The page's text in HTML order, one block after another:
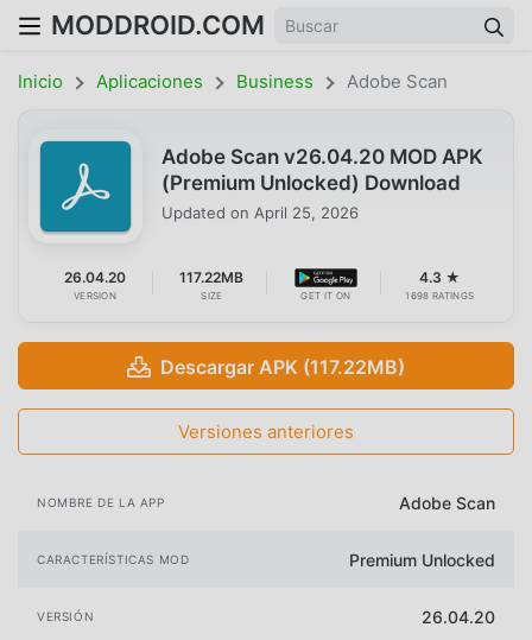
MODDROID.COM
Inicio Aplicaciones Business Adobe Scan
Adobe Scan v26.04.20 MOD APK
(Premium Unlocked) Download
Updated on April 25, 2026
26.04.20
VERSION
117.22MB
SIZE GET IT ON
4.3 ★
1698 RATINGS
Descargar APK (117.22MB)
Versiones anteriores
NOMBRE DE LA APP Adobe Scan
CARACTERÍSTICAS MOD Premium Unlocked
VERSIÓN 26.04.20